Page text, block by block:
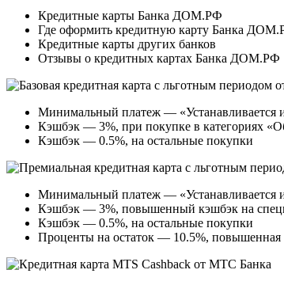
Кредитные карты Банка ДОМ.РФ
Где оформить кредитную карту Банка
Кредитные карты других банков
Отзывы о кредитных картах Банка ДОМ.РФ
Минимальный платеж — «Устанавливается
Кэшбэк — 3%, при покупке в категориях
Кэшбэк — 0.5%, на остальные покупки
Минимальный платеж — «Устанавливается
Кэшбэк — 3%, повышенный кэшбэк на
Кэшбэк — 0.5%, на остальные покупки
Проценты на остаток — 10.5%, повышенная